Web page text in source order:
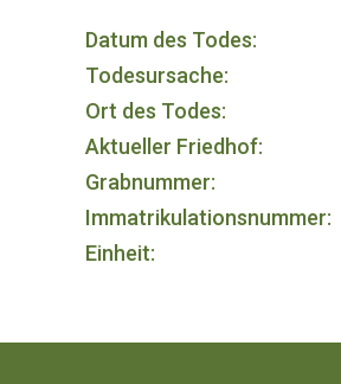
Datum des Todes:
Todesursache:
Ort des Todes:
Aktueller Friedhof:
Grabnummer:
Immatrikulationsnummer:
Einheit: